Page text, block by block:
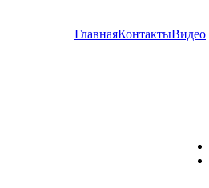
ГлавнаяКонтактыВидео